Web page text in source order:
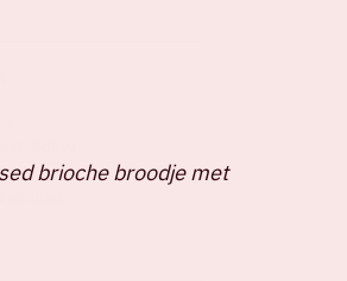
brioche broodje met